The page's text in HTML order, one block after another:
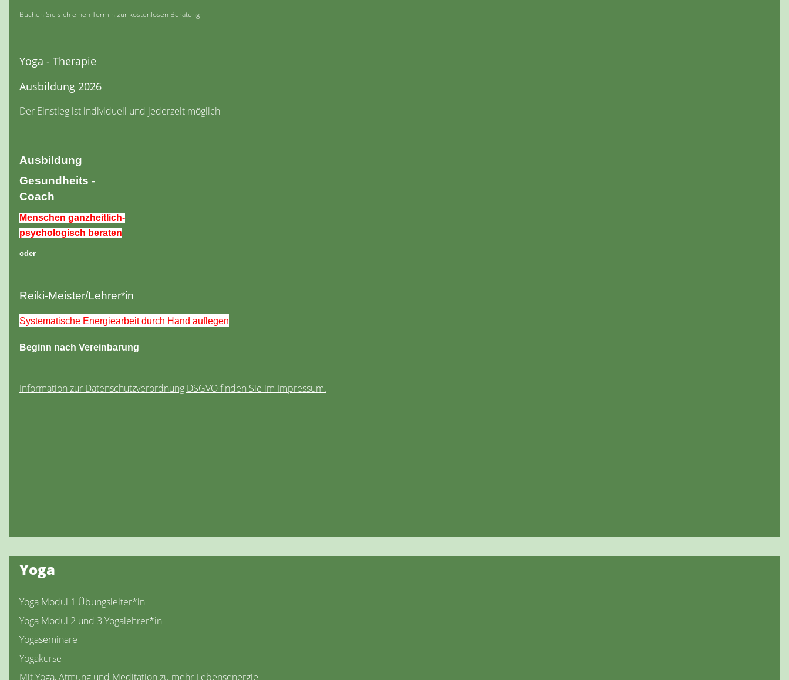
Yoga
Yoga Modul 1 Übungsleiter*in
Yoga Modul 2 und 3 Yogalehrer*in
Yogaseminare
Yogakurse
Mit Yoga, Atmung und Meditation zu mehr Lebensenergie
Buchen Sie sich einen Termin zur kostenlosen Beratung
Yoga - Therapie
Ausbildung 2026
Der Einstieg ist individuell und jederzeit möglich
Ausbildung
Gesundheits -
Coach
Menschen ganzheitlich-
psychologisch beraten
oder
Reiki-Meister/Lehrer*in
Systematische Energiearbeit durch Hand auflegen
Beginn nach Vereinbarung
Information zur Datenschutzverordnung DSGVO finden Sie im Impressum.